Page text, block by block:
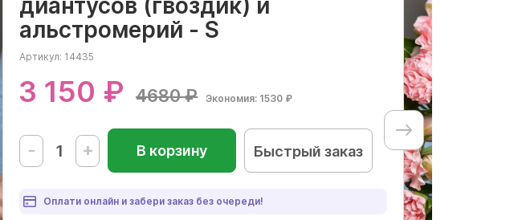
диантусов (гвоздик) и
альстромерий - S
Артикул: 14435
3 150 ₽ 4680 ₽ Экономия: 1530 ₽
- + В корзину Быстрый заказ
Оплати онлайн и забери заказ без очереди!